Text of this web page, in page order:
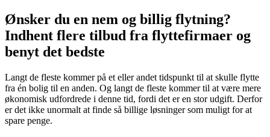
Ønsker du en nem og billig flytning?
Indhent flere tilbud fra flyttefirmaer og
benyt det bedste
Langt de fleste kommer på et eller andet tidspunkt til at skulle flytte
fra én bolig til en anden. Og langt de fleste kommer til at være mere
økonomisk udfordrede i denne tid, fordi det er en stor udgift. Derfor
er det ikke unormalt at finde så billige løsninger som muligt for at
spare penge.